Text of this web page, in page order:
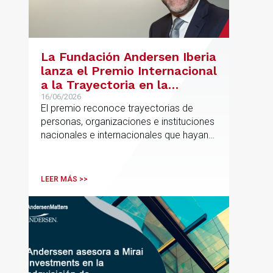
La Fundación Andersen Iberia
lanza el Premio Internacional
a la Trayectoria en la
Promoción de la Educación
16/06/2026
El premio reconoce trayectorias de
personas, organizaciones e instituciones
nacionales e internacionales que hayan
innovación o la equidad educativa
LEER MÁS >>